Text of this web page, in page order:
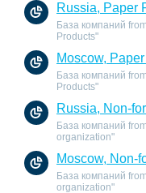
Russia, Paper
База компаний
Products"
Moscow,
База компаний
Products"
Russia, Non-
База компаний
organization"
Moscow, Non-
База компаний
organization"